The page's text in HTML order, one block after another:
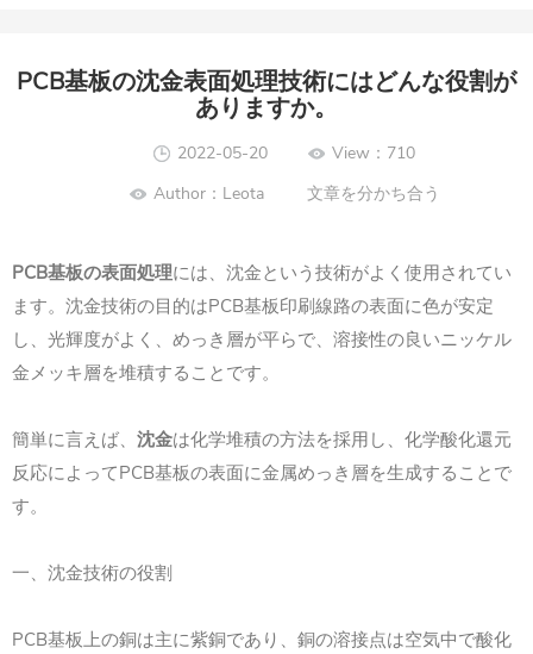
PCB基板の沈金表面処理技術にはどんな役割が
ありますか。
2022-05-20
View：710
Author：Leota 文章を分かち合う
PCB基板の表面処理には、沈金という技術がよく使用されてい
ます。沈金技術の目的はPCB基板印刷線路の表面に色が安定
し、光輝度がよく、めっき層が平らで、溶接性の良いニッケル
金メッキ層を堆積することです。
簡単に言えば、 沈金は化学堆積の方法を採用し、化学酸化還元
反応によってPCB基板の表面に金属めっき層を生成することで
す。
一、沈金技術の役割
PCB基板上の銅は主に紫銅であり、銅の溶接点は空気中で酸化